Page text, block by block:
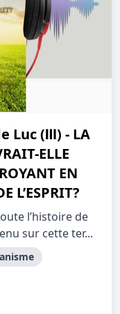
Luc (Ⅲ) - LA
ELLE
EN
L’ESPRIT?
l’histoire de
sur cette ter...